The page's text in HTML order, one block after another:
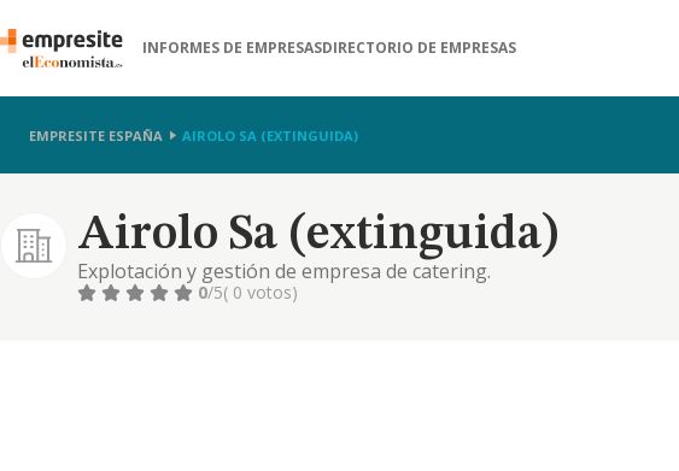
INFORMES DE EMPRESASDIRECTORIO DE EMPRESAS
EMPRESITE ESPAÑA AIROLO SA (EXTINGUIDA)
Airolo Sa (extinguida)
Explotación y gestión de empresa de catering.
0/5( 0 votos)